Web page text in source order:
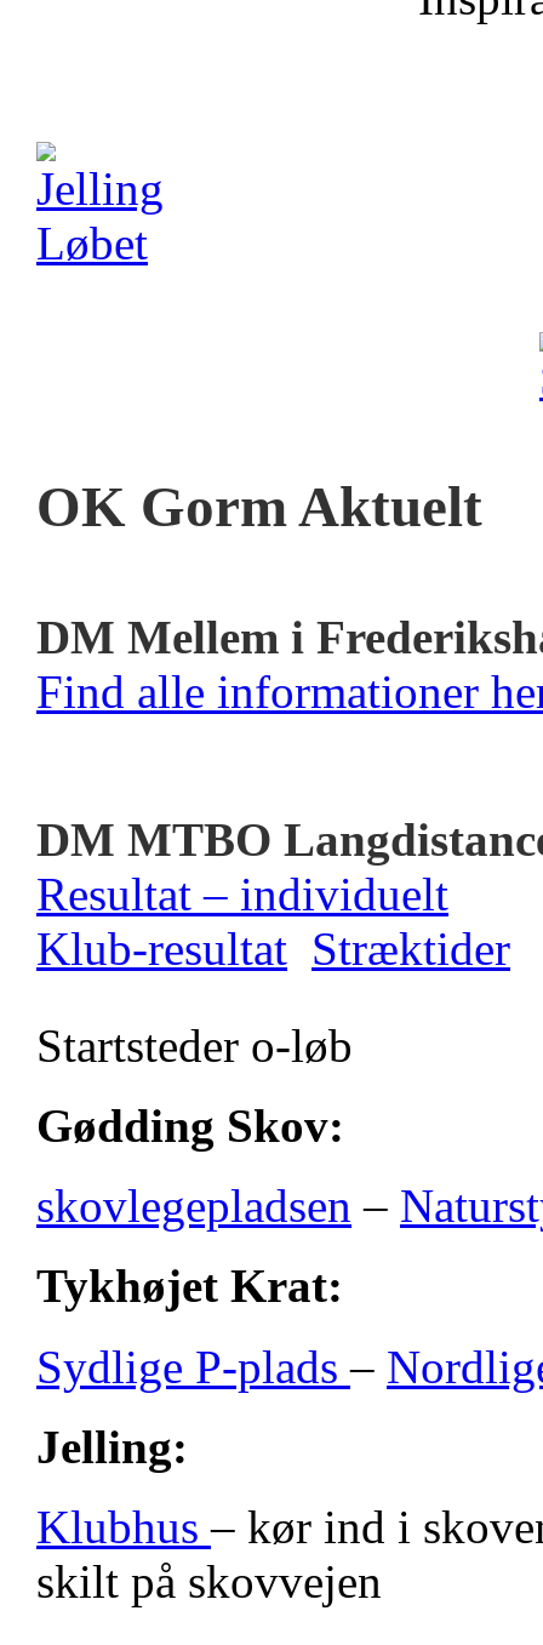
OK Gorm Aktuelt
DM Mellem i
Find alle informationer
DM MTBO
Resultat – individuelt
Klub-resultat Stræktider
Startsteder o-løb
Gødding Skov:
skovlegepladsen –
Tykhøjet Krat:
Sydlige P-plads–
Jelling:
Klubhus– kør ind i
skilt på skovvejen